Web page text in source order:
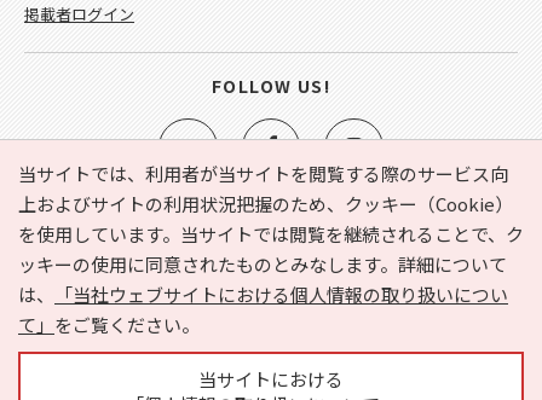
当サイトでは、利用者が当サイトを閲覧する際のサービス向
上およびサイトの利用状況把握のため、クッキー（Cookie）
を使用しています。当サイトでは閲覧を継続されることで、ク
ッキーの使用に同意されたものとみなします。詳細について
は、
「当社ウェブサイトにおける個人情報の取り扱いについ
て」 をご覧ください。
当サイトにおける
e-NAVITA（イーナビタ）とは？ お気に入り
ヘルプ
利用規約
個人情報の取り扱いについて
運営会社
サイトマップ
広告掲載に関するお問い合わせ
掲載者ログイン
FOLLOW US!